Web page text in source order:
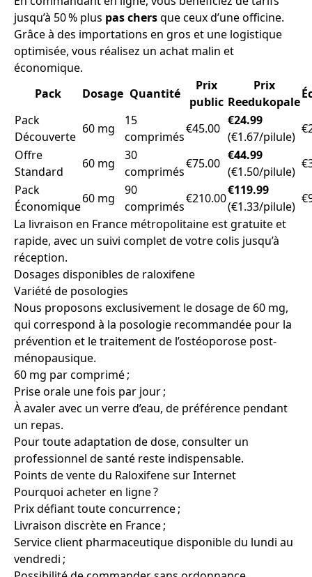
jusqu’à 50 % plus pas chersque ceux d’une officine.
Grâce à des importations en gros et une logistique
optimisée, vous réalisez un achat malin et
économique.
Pack
Dosage Quantité
Prix
public
Prix
Reedukopale
Pack
Découverte
60 mg
15
comprimés
€45.00
€24.99
(€1.67/pilule)
Offre
Standard
60 mg
30
comprimés
€75.00
€44.99
(€1.50/pilule)
Pack
Économique
60 mg
90
comprimés
€210.00
€119.99
(€1.33/pilule)
La livraison en France métropolitaine est gratuite et
rapide, avec un suivi complet de votre colis jusqu’à
réception.
Dosages disponibles de raloxifene
Variété de posologies
Nous proposons exclusivement le dosage de 60 mg,
qui correspond à la posologie recommandée pour la
prévention et le traitement de l’ostéoporose post-
ménopausique.
60 mg par comprimé ;
Prise orale une fois par jour ;
À avaler avec un verre d’eau, de préférence pendant
un repas.
Pour toute adaptation de dose, consulter un
professionnel de santé reste indispensable.
Points de vente du Raloxifene sur Internet
Pourquoi acheter en ligne ?
Prix défiant toute concurrence ;
Livraison discrète en France ;
Service client pharmaceutique disponible du lundi au
vendredi ;